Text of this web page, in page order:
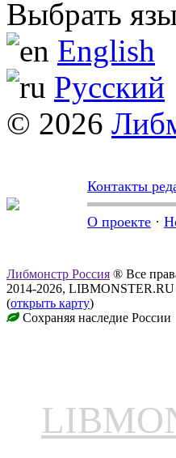
Выбрать
English
Русский
© 2026
Контакты
О проекте ·
Либмонстр Россия ® Все
2014-2026, LIBMONSTER.RU
(открыть карту)
Сохраняя наследие России